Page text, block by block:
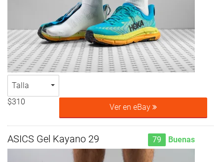
Talla
$310
Ver en eBay
ASICS Gel Kayano 29 79 Buenas